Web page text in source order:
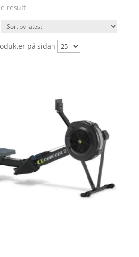
result
på sidan